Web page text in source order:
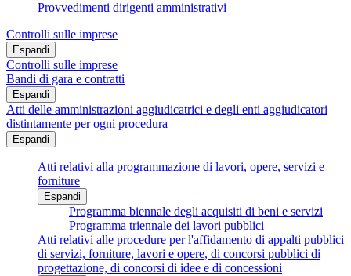
Provvedimenti dirigenti amministrativi
Controlli sulle imprese
Espandi
Controlli sulle imprese
Bandi di gara e contratti
Espandi
Atti delle amministrazioni aggiudicatrici e degli enti aggiudicatori
distintamente per ogni procedura
Espandi
Atti relativi alla programmazione di lavori, opere, servizi e
forniture
Espandi
Programma biennale degli acquisiti di beni e servizi
Programma triennale dei lavori pubblici
Atti relativi alle procedure per l'affidamento di appalti pubblici
di servizi, forniture, lavori e opere, di concorsi pubblici di
progettazione, di concorsi di idee e di concessioni